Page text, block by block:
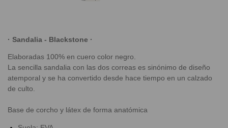
· Sandalia - Blackstone ·
Elaboradas 100% en cuero color negro.
La sencilla sandalia con las dos correas es sinónimo de diseño
atemporal y se ha convertido desde hace tiempo en un calzado
de culto.
Base de corcho y látex de forma anatómica